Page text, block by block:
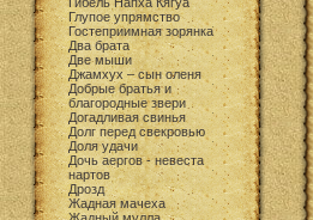
Глупое упрямство
Гостеприимная зорянка
Два брата
Две мыши
Джамхух – сын оленя
Добрые братья и
благородные звери
Догадливая свинья
Долг перед свекровью
Доля удачи
Дочь аергов - невеста
нартов
Дрозд
Жадная мачеха